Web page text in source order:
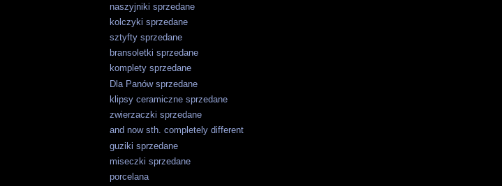
naszyjniki sprzedane
kolczyki sprzedane
sztyfty sprzedane
bransoletki sprzedane
komplety sprzedane
Dla Panów sprzedane
klipsy ceramiczne sprzedane
zwierzaczki sprzedane
and now sth. completely different
guziki sprzedane
miseczki sprzedane
porcelana